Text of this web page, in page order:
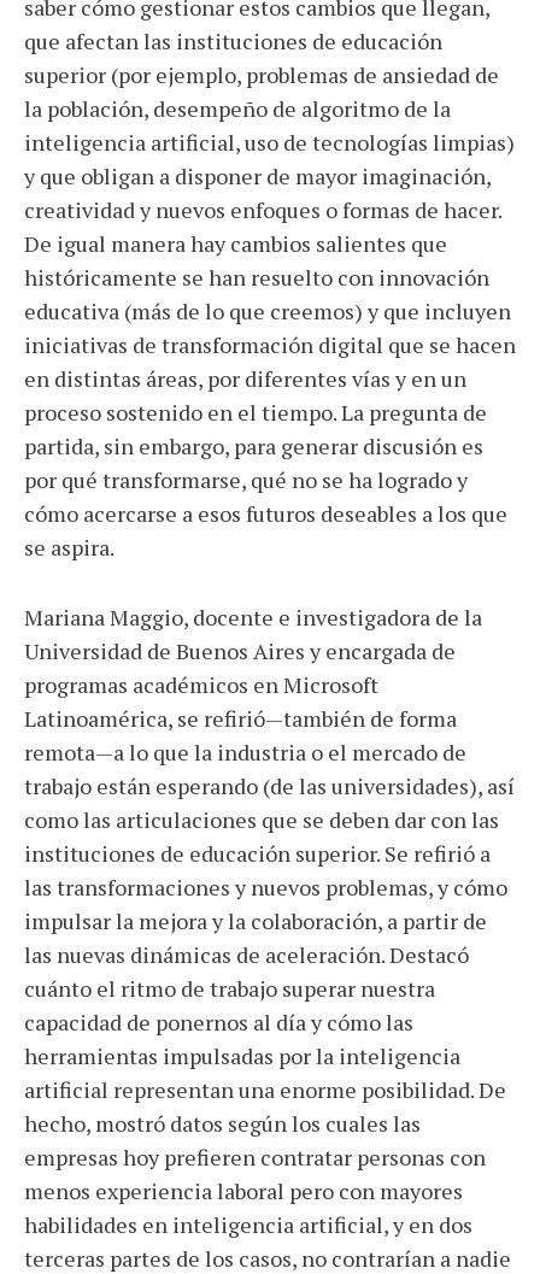
saber cómo gestionar estos cambios que llegan,
que afectan las instituciones de educación
superior (por ejemplo, problemas de ansiedad de
la población, desempeño de algoritmo de la
inteligencia artificial, uso de tecnologías limpias)
y que obligan a disponer de mayor imaginación,
creatividad y nuevos enfoques o formas de hacer.
De igual manera hay cambios salientes que
históricamente se han resuelto con innovación
educativa (más de lo que creemos) y que incluyen
iniciativas de transformación digital que se hacen
en distintas áreas, por diferentes vías y en un
proceso sostenido en el tiempo. La pregunta de
partida, sin embargo, para generar discusión es
por qué transformarse, qué no se ha logrado y
cómo acercarse a esos futuros deseables a los que
se aspira.
Mariana Maggio, docente e investigadora de la
Universidad de Buenos Aires y encargada de
programas académicos en Microsoft
Latinoamérica, se refirió—también de forma
remota—a lo que la industria o el mercado de
trabajo están esperando (de las universidades), así
como las articulaciones que se deben dar con las
instituciones de educación superior. Se refirió a
las transformaciones y nuevos problemas, y cómo
impulsar la mejora y la colaboración, a partir de
las nuevas dinámicas de aceleración. Destacó
cuánto el ritmo de trabajo superar nuestra
capacidad de ponernos al día y cómo las
herramientas impulsadas por la inteligencia
artificial representan una enorme posibilidad. De
hecho, mostró datos según los cuales las
empresas hoy prefieren contratar personas con
menos experiencia laboral pero con mayores
habilidades en inteligencia artificial, y en dos
terceras partes de los casos, no contrarían a nadie